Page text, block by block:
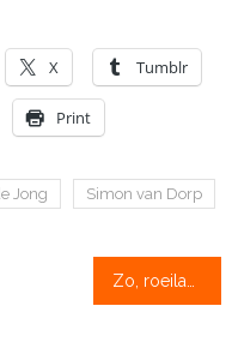
X Tumblr
Print
Jong
Simon van Dorp